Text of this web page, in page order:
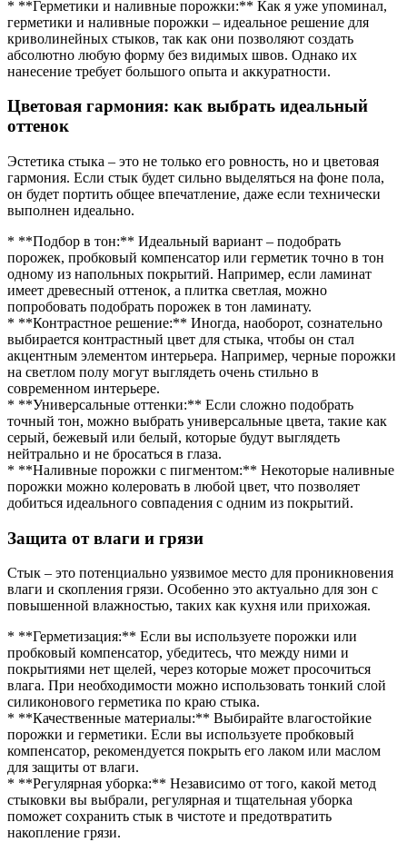
* **Герметики и наливные порожки:** Как я уже упоминал,
герметики и наливные порожки – идеальное решение для
криволинейных стыков, так как они позволяют создать
абсолютно любую форму без видимых швов. Однако их
нанесение требует большого опыта и аккуратности.
Цветовая гармония: как выбрать идеальный
оттенок
Эстетика стыка – это не только его ровность, но и цветовая
гармония. Если стык будет сильно выделяться на фоне пола,
он будет портить общее впечатление, даже если технически
выполнен идеально.
* **Подбор в тон:** Идеальный вариант – подобрать
порожек, пробковый компенсатор или герметик точно в тон
одному из напольных покрытий. Например, если ламинат
имеет древесный оттенок, а плитка светлая, можно
попробовать подобрать порожек в тон ламинату.
* **Контрастное решение:** Иногда, наоборот, сознательно
выбирается контрастный цвет для стыка, чтобы он стал
акцентным элементом интерьера. Например, черные порожки
на светлом полу могут выглядеть очень стильно в
современном интерьере.
* **Универсальные оттенки:** Если сложно подобрать
точный тон, можно выбрать универсальные цвета, такие как
серый, бежевый или белый, которые будут выглядеть
нейтрально и не бросаться в глаза.
* **Наливные порожки с пигментом:** Некоторые наливные
порожки можно колеровать в любой цвет, что позволяет
добиться идеального совпадения с одним из покрытий.
Защита от влаги и грязи
Стык – это потенциально уязвимое место для проникновения
влаги и скопления грязи. Особенно это актуально для зон с
повышенной влажностью, таких как кухня или прихожая.
* **Герметизация:** Если вы используете порожки или
пробковый компенсатор, убедитесь, что между ними и
покрытиями нет щелей, через которые может просочиться
влага. При необходимости можно использовать тонкий слой
силиконового герметика по краю стыка.
* **Качественные материалы:** Выбирайте влагостойкие
порожки и герметики. Если вы используете пробковый
компенсатор, рекомендуется покрыть его лаком или маслом
для защиты от влаги.
* **Регулярная уборка:** Независимо от того, какой метод
стыковки вы выбрали, регулярная и тщательная уборка
поможет сохранить стык в чистоте и предотвратить
накопление грязи.